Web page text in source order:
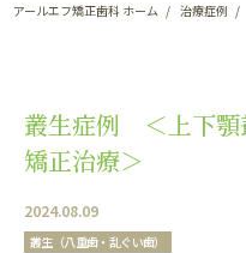
アールエフ矯正歯科 ホーム 治療症例
叢生症例 ＜上下顎
矯正治療＞
2024.08.09
叢生（八重歯・乱ぐい歯）